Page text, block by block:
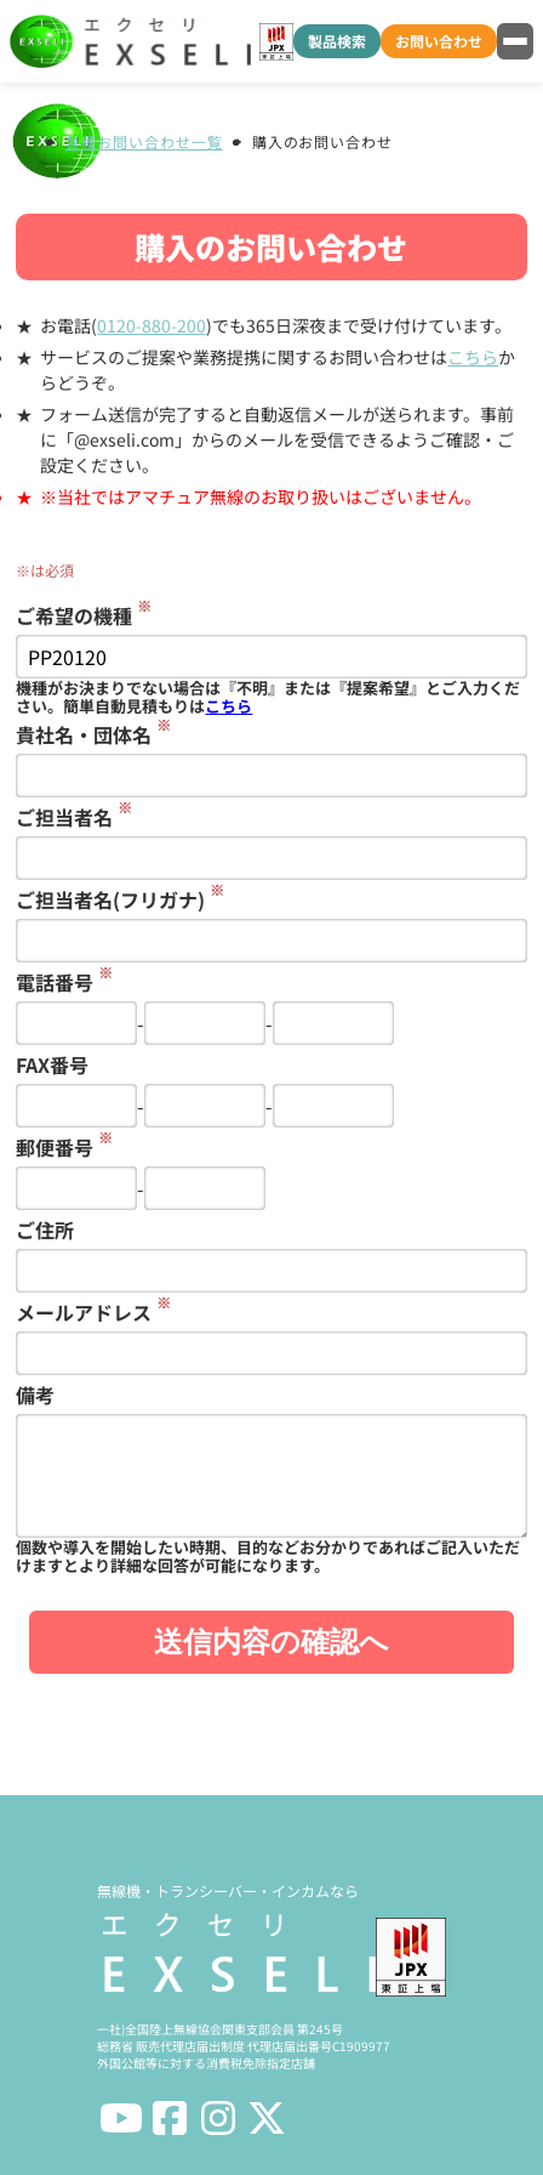
製品検索 お問い合わせ
各種お問い合わせ一覧 購入のお問い合わせ
購入のお問い合わせ
お電話(0120-880-200)でも365日深夜まで受け付けています。
サービスのご提案や業務提携に関するお問い合わせはこちらか
らどうぞ。
フォーム送信が完了すると自動返信メールが送られます。事前
に「@exseli.com」からのメールを受信できるようご確認・ご
設定ください。
※当社ではアマチュア無線のお取り扱いはございません。
※は必須
ご希望の機種 ※
機種がお決まりでない場合は『不明』または『提案希望』とご入力くだ
さい。簡単自動見積もりはこちら
貴社名・団体名 ※
ご担当者名 ※
ご担当者名(フリガナ) ※
電話番号 ※
-
-
FAX番号
-
-
郵便番号 ※
-
ご住所
メールアドレス ※
備考
個数や導入を開始したい時期、目的などお分かりであればご記入いただ
けますとより詳細な回答が可能になります。
送信内容の確認へ
無線機・トランシーバー・インカムなら
一社)全国陸上無線協会関東支部会員 第245号
総務省 販売代理店届出制度 代理店届出番号C1909977
外国公館等に対する消費税免除指定店舗